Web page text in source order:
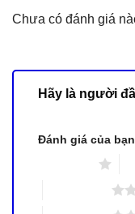
Chưa có đánh giá
Hãy là người
Đánh giá của bạn